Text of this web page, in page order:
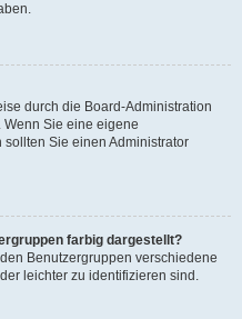
durch die Board-Administration
Sie eine eigene
Sie einen Administrator
farbig dargestellt?
Benutzergruppen verschiedene
leichter zu identifizieren sind.